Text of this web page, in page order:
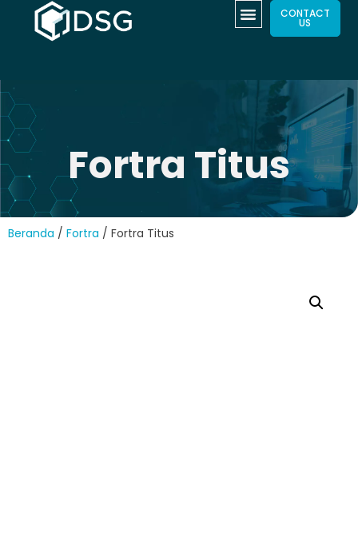
CONTACT
US
Fortra Titus
Beranda / Fortra / Fortra Titus